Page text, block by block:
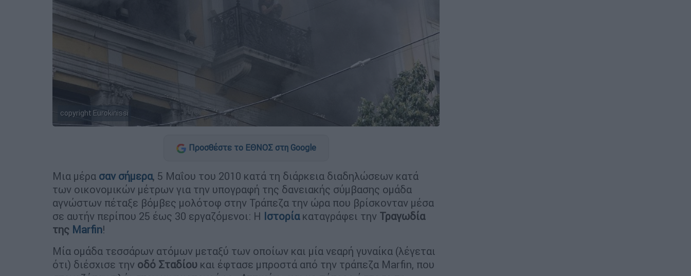
copyright Eurokinissi
Προσθέστε το ΕΘΝΟΣ στη Google
Μια μέρα σαν σήμερα, 5 Μαΐου του 2010 κατά τη διάρκεια διαδηλώσεων κατά
των οικονομικών μέτρων για την υπογραφή της δανειακής σύμβασης ομάδα
αγνώστων πέταξε βόμβες μολότοφ στην Τράπεζα την ώρα που βρίσκονταν μέσα
σε αυτήν περίπου 25 έως 30 εργαζόμενοι: Η Ιστορίακαταγράφει την Τραγωδία
της Marfin!
Μία ομάδα τεσσάρων ατόμων μεταξύ των οποίων και μία νεαρή γυναίκα (λέγεται
ότι) διέσχισε την οδό Σταδίου και έφτασε μπροστά από την τράπεζα Marfin, που